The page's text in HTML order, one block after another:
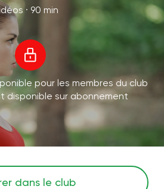
· 90 min
pour les membres du club
disponible sur abonnement
dans le club